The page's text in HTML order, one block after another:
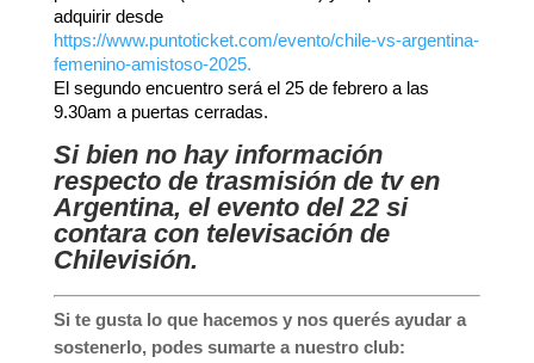
adquirir desde
https://www.puntoticket.com/evento/chile-vs-argentina-
femenino-amistoso-2025.
El segundo encuentro será el 25 de febrero a las
9.30am a puertas cerradas.
Si bien no hay información
respecto de trasmisión de tv en
Argentina, el evento del 22 si
contara con televisación de
Chilevisión.
Si te gusta lo que hacemos y nos querés ayudar a
sostenerlo, podes sumarte a nuestro club: